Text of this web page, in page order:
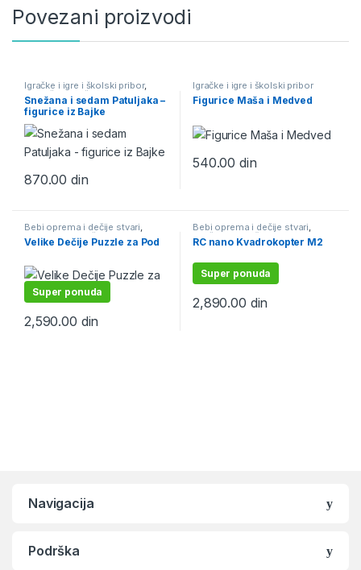
Povezani proizvodi
Igračke i igre i školski pribor,
Plastične igračke
Snežana i sedam Patuljaka –
figurice iz Bajke
870.00din
Igračke i igre i školski pribor
Figurice Maša i Medved
540.00din
Bebi oprema i dečije stvari,
Edukativne igračke, puzle,
bojanke,Igračke i igre i školski
Velike Dečije Puzzle za Pod
Super ponuda
2,590.00 din
Bebi oprema i dečije stvari,
Igračke i igre i školski pribor ,
Igračke na daljinski
RC nano Kvadrokopter M2
Super ponuda
2,890.00 din
Navigacija
Podrška